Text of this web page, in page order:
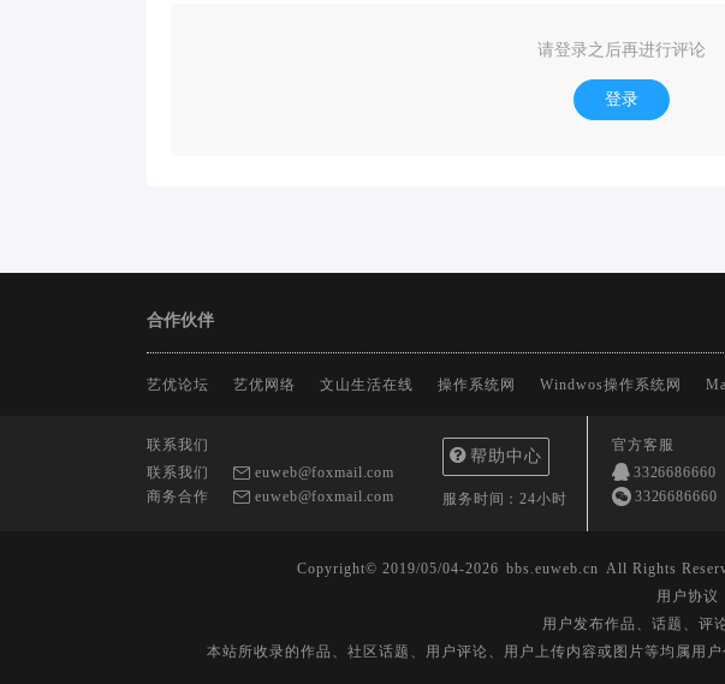
请登录之后再进行评论
登录
合作伙伴
艺优论坛 艺优网络 文山生活在线 操作系统网 Windwos操作系统网
联系我们
联系我们
euweb@foxmail.com
商务合作
euweb@foxmail.com
帮助中心
服务时间：24小时
官方客服
3326686660
3326686660
Copyright© 2019/05/04-2026 bbs.euweb.cn All Rights
用户协议
用户发布作品、话题、评
本站所收录的作品、社区话题、用户评论、用户上传内容或图片等均属用